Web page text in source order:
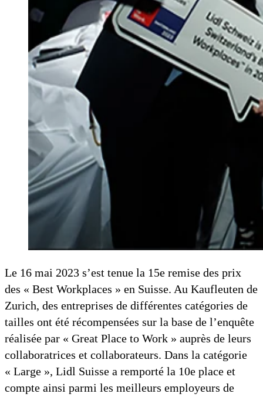
Le 16 mai 2023 s’est tenue la 15e remise des prix
des « Best Workplaces » en Suisse. Au Kaufleuten de
Zurich, des entreprises de différentes catégories de
tailles ont été récompensées sur la base de l’enquête
réalisée par « Great Place to Work » auprès de leurs
collaboratrices et collaborateurs. Dans la catégorie
« Large », Lidl Suisse a remporté la 10e place et
compte ainsi parmi les meilleurs employeurs de